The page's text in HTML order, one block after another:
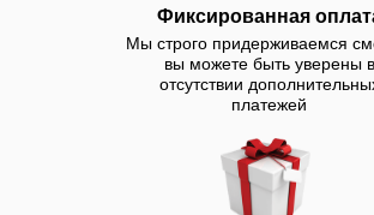
Фиксированная
Мы строго придерживаемся
вы можете быть уверены в
отсутствии
платежей